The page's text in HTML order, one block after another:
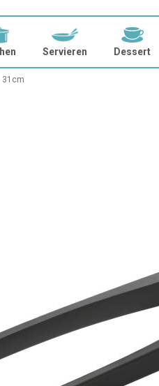
Servieren Dessert
31cm